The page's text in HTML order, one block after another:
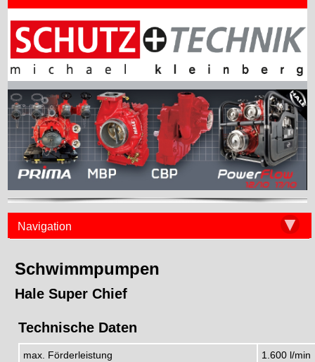
Navigation ▼
Schwimmpumpen
Hale Super Chief
Technische Daten
max. Förderleistung
1.600 l/min